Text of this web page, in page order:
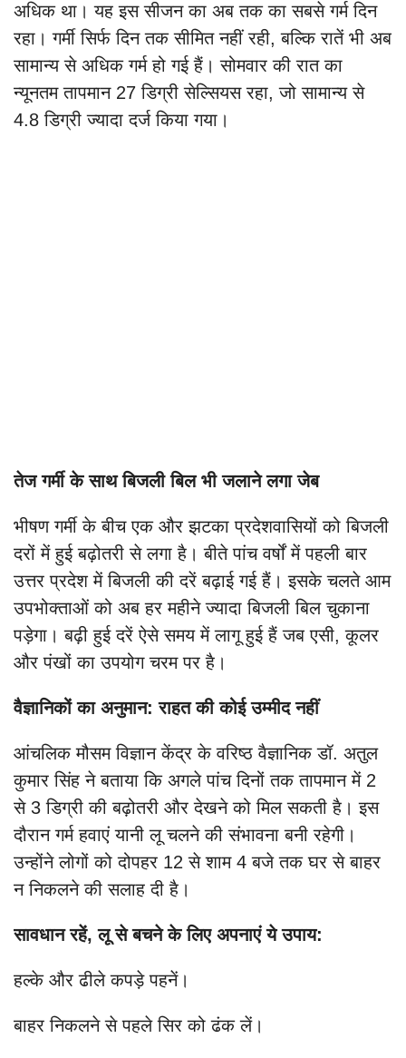
अधिक था। यह इस सीजन का अब तक का सबसे गर्म दिन
रहा। गर्मी सिर्फ दिन तक सीमित नहीं रही, बल्कि रातें भी अब
सामान्य से अधिक गर्म हो गई हैं। सोमवार की रात का
न्यूनतम तापमान 27 डिग्री सेल्सियस रहा, जो सामान्य से
4.8 डिग्री ज्यादा दर्ज किया गया।
तेज गर्मी के साथ बिजली बिल भी जलाने लगा जेब
भीषण गर्मी के बीच एक और झटका प्रदेशवासियों को बिजली
दरों में हुई बढ़ोतरी से लगा है। बीते पांच वर्षों में पहली बार
उत्तर प्रदेश में बिजली की दरें बढ़ाई गई हैं। इसके चलते आम
उपभोक्ताओं को अब हर महीने ज्यादा बिजली बिल चुकाना
पड़ेगा। बढ़ी हुई दरें ऐसे समय में लागू हुई हैं जब एसी, कूलर
और पंखों का उपयोग चरम पर है।
वैज्ञानिकों का अनुमान: राहत की कोई उम्मीद नहीं
आंचलिक मौसम विज्ञान केंद्र के वरिष्ठ वैज्ञानिक डॉ. अतुल
कुमार सिंह ने बताया कि अगले पांच दिनों तक तापमान में 2
से 3 डिग्री की बढ़ोतरी और देखने को मिल सकती है। इस
दौरान गर्म हवाएं यानी लू चलने की संभावना बनी रहेगी।
उन्होंने लोगों को दोपहर 12 से शाम 4 बजे तक घर से बाहर
न निकलने की सलाह दी है।
सावधान रहें, लू से बचने के लिए अपनाएं ये उपाय:
हल्के और ढीले कपड़े पहनें।
बाहर निकलने से पहले सिर को ढंक लें।